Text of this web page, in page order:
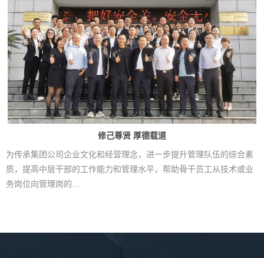
修己尊贤 厚德载道
为传承集团公司企业文化和经营理念，进一步提升管理队伍的综合素
质，提高中层干部的工作能力和管理水平，帮助骨干员工从技术或业
务岗位向管理岗的...